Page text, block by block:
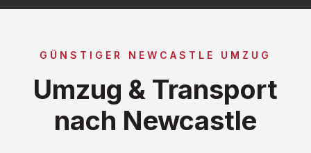
GÜNSTIGER NEWCASTLE UMZUG
Umzug & Transport
nach Newcastle